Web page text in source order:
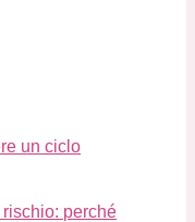
un ciclo
perché